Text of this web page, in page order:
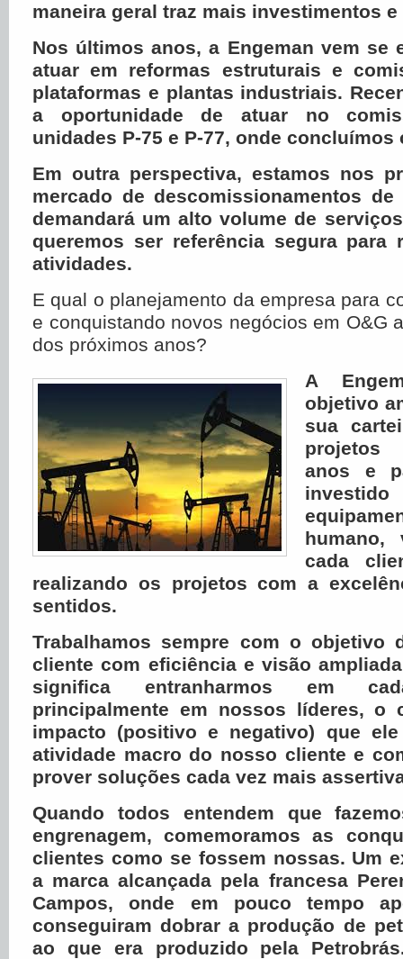
maneira geral traz mais investimentos
Nos últimos anos, a Engeman vem se
atuar em reformas estruturais e
plataformas e plantas industriais.
a oportunidade de atuar no
unidades P-75 e P-77, onde concluímos
Em outra perspectiva, estamos nos
mercado de descomissionamentos de
demandará um alto volume de
queremos ser referência segura para
atividades.
E qual o planejamento da empresa para
e conquistando novos negócios em O&G
dos próximos anos?
A
objetivo
sua
anos e
humano,
cada
realizando os projetos com a
sentidos.
Trabalhamos sempre com o objetivo
cliente com eficiência e visão
significa entranharmos em
principalmente em nossos líderes, o
impacto (positivo e negativo) que
atividade macro do nosso cliente e
prover soluções cada vez mais
Quando todos entendem que
engrenagem, comemoramos as
clientes como se fossem nossas. Um
a marca alcançada pela francesa
Campos, onde em pouco tempo
conseguiram dobrar a produção de
ao que era produzido pela